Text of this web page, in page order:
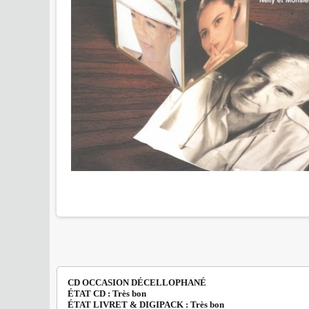
CD OCCASION DÉCELLOPHANÉ
ÉTAT CD : Très bon
ÉTAT LIVRET & DIGIPACK : Très bon